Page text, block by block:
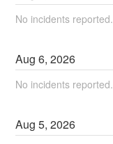
No incidents reported.
Aug6,2026
No incidents reported.
Aug5,2026